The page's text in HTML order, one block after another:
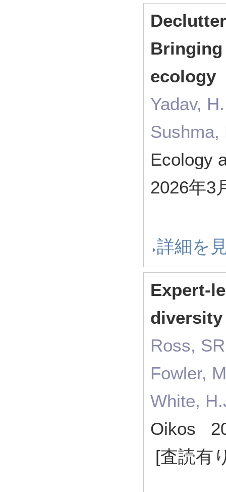
ecology
Yadav,
Sushma,
Ecology
2026年3
詳細を
Expert-
diversity
Ross,
Fowler,
White,
Oikos
[査読有